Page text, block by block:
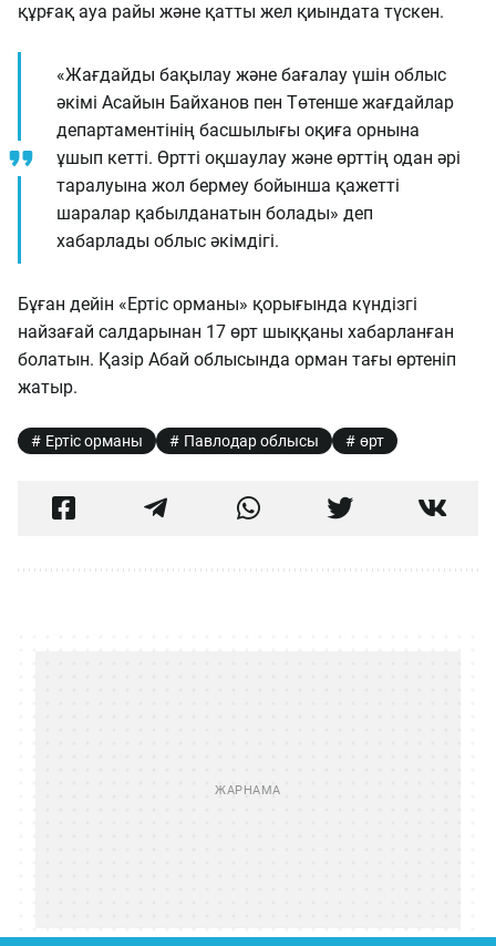
құрғақ ауа райы және қатты жел қиындата түскен.
«Жағдайды бақылау және бағалау үшін облыс
әкімі Асайын Байханов пен Төтенше жағдайлар
департаментінің басшылығы оқиға орнына
ұшып кетті. Өртті оқшаулау және өрттің одан әрі
таралуына жол бермеу бойынша қажетті
шаралар қабылданатын болады» деп
хабарлады облыс әкімдігі.
Бұған дейін «Ертіс орманы» қорығында күндізгі
найзағай салдарынан 17 өрт шыққаны хабарланған
болатын. Қазір Абай облысында орман тағы өртеніп
жатыр.
Ертіс орманы Павлодар облысы өрт